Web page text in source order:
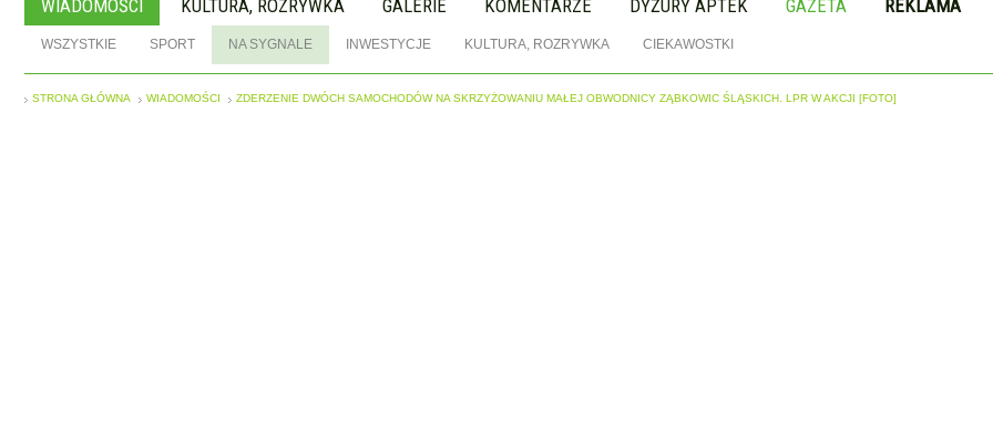
WIADOMOŚCI KULTURA, ROZRYWKA GALERIE KOMENTARZE DYŻURY APTEK GAZETA REKLAMA
WSZYSTKIE SPORT NA SYGNALE INWESTYCJE KULTURA, ROZRYWKA CIEKAWOSTKI
STRONA GŁÓWNA WIADOMOŚCI ZDERZENIE DWÓCH SAMOCHODÓW NA SKRZYŻOWANIU MAŁEJ OBWODNICY ZĄBKOWIC ŚLĄSKICH. LPR W AKCJI [FOTO]